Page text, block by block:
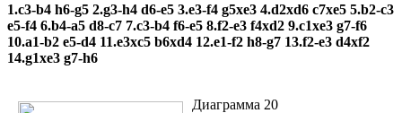
1.c3-b4 h6-g5 2.g3-h4 d6-e5 3.e3-f4 g5xe3 4.d2xd6 c7xe5 5.b2-c3
e5-f4 6.b4-a5 d8-c7 7.c3-b4 f6-e5 8.f2-e3 f4xd2 9.c1xe3 g7-f6
10.a1-b2 e5-d4 11.e3xc5 b6xd4 12.e1-f2 h8-g7 13.f2-e3 d4xf2
14.g1xe3 g7-h6
Диаграмма 20